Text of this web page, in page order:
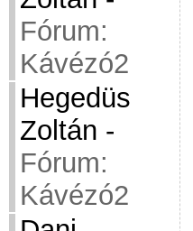
Fórum:
Kávézó2
Hegedüs
Zoltán -
Fórum:
Kávézó2